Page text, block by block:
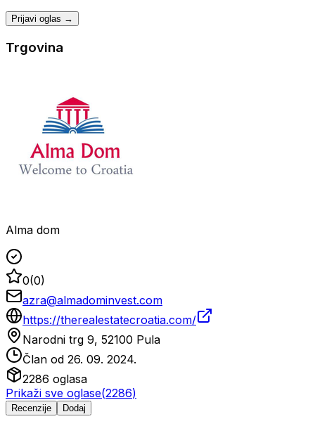
Prijavi oglas →
Trgovina
Alma dom
0(0)
azra@almadominvest.com
https://therealestatecroatia.com/
Narodni trg 9, 52100 Pula
Član od 26. 09. 2024.
2286 oglasa
Prikaži sve oglase(2286)
Recenzije Dodaj